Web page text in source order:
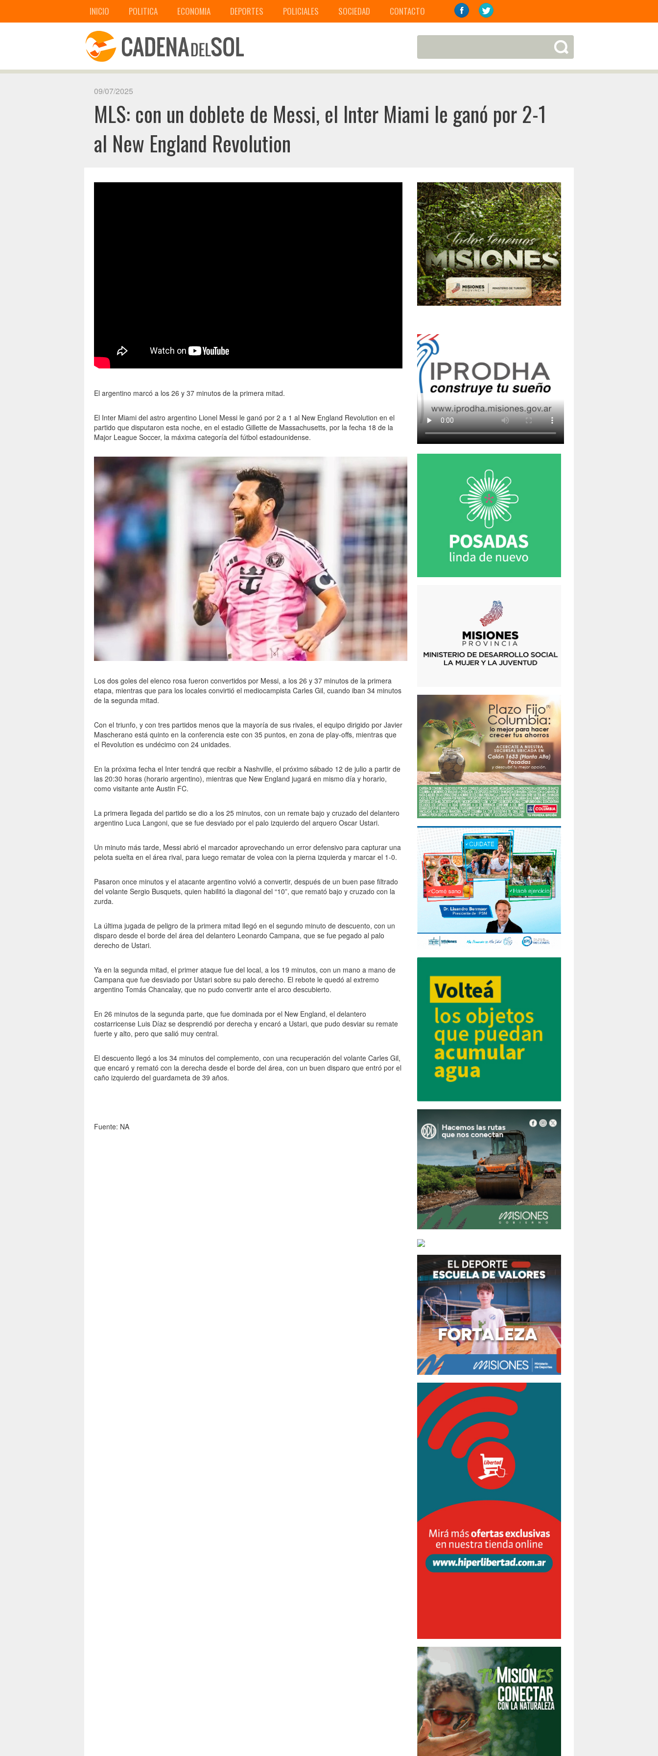
INICIO POLITICA ECONOMIA DEPORTES POLICIALES SOCIEDAD CONTACTO
09/07/2025
MLS: con un doblete de Messi, el Inter Miami le ganó por 2-1
al New England Revolution
El argentino marcó a los 26 y 37 minutos de la primera mitad.
El Inter Miami del astro argentino Lionel Messi le ganó por 2 a 1 al New England Revolution en el
partido que disputaron esta noche, en el estadio Gillette de Massachusetts, por la fecha 18 de la
Major League Soccer, la máxima categoría del fútbol estadounidense.
Los dos goles del elenco rosa fueron convertidos por Messi, a los 26 y 37 minutos de la primera
etapa, mientras que para los locales convirtió el mediocampista Carles Gil, cuando iban 34 minutos
de la segunda mitad.
Con el triunfo, y con tres partidos menos que la mayoría de sus rivales, el equipo dirigido por Javier
Mascherano está quinto en la conferencia este con 35 puntos, en zona de play-offs, mientras que
el Revolution es undécimo con 24 unidades.
En la próxima fecha el Inter tendrá que recibir a Nashville, el próximo sábado 12 de julio a partir de
las 20:30 horas (horario argentino), mientras que New England jugará en mismo día y horario,
como visitante ante Austin FC.
La primera llegada del partido se dio a los 25 minutos, con un remate bajo y cruzado del delantero
argentino Luca Langoni, que se fue desviado por el palo izquierdo del arquero Oscar Ustari.
Un minuto más tarde, Messi abrió el marcador aprovechando un error defensivo para capturar una
pelota suelta en el área rival, para luego rematar de volea con la pierna izquierda y marcar el 1-0.
Pasaron once minutos y el atacante argentino volvió a convertir, después de un buen pase filtrado
del volante Sergio Busquets, quien habilitó la diagonal del “10”, que remató bajo y cruzado con la
zurda.
La última jugada de peligro de la primera mitad llegó en el segundo minuto de descuento, con un
disparo desde el borde del área del delantero Leonardo Campana, que se fue pegado al palo
derecho de Ustari.
Ya en la segunda mitad, el primer ataque fue del local, a los 19 minutos, con un mano a mano de
Campana que fue desviado por Ustari sobre su palo derecho. El rebote le quedó al extremo
argentino Tomás Chancalay, que no pudo convertir ante el arco descubierto.
En 26 minutos de la segunda parte, que fue dominada por el New England, el delantero
costarricense Luis Díaz se desprendió por derecha y encaró a Ustari, que pudo desviar su remate
fuerte y alto, pero que salió muy central.
El descuento llegó a los 34 minutos del complemento, con una recuperación del volante Carles Gil,
que encaró y remató con la derecha desde el borde del área, con un buen disparo que entró por el
caño izquierdo del guardameta de 39 años.
Fuente: NA